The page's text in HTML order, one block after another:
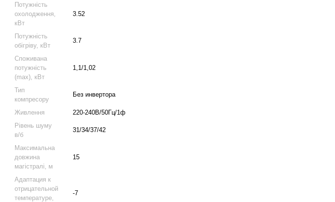
Потужність
охолодження,
кВт
3.52
Потужність
обігріву, кВт
3.7
Споживана
потужність
(max), кВт
1,1/1,02
Тип
компресору
Без инвертора
Живлення
220-240В/50Гц/1ф
Рівень шуму
в/б
31/34/37/42
Максимальна
довжина
магістралі, м
15
Адаптация к
отрицательной
температуре,
-7